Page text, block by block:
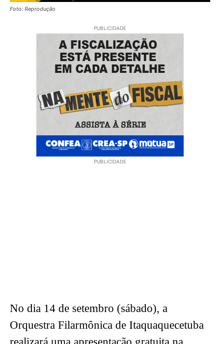
Foto: Reprodução
PUBLICIDADE
PUBLICIDADE
No dia 14 de setembro (sábado), a
Orquestra Filarmônica de Itaquaquecetuba